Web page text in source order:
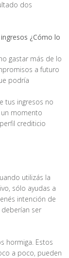
dos
¿Cómo lo
gastar más de lo
a futuro
podría
tus ingresos no
momento
crediticio
utilizás la
sólo ayudas a
intención de
ser
hormiga. Estos
a poco, pueden